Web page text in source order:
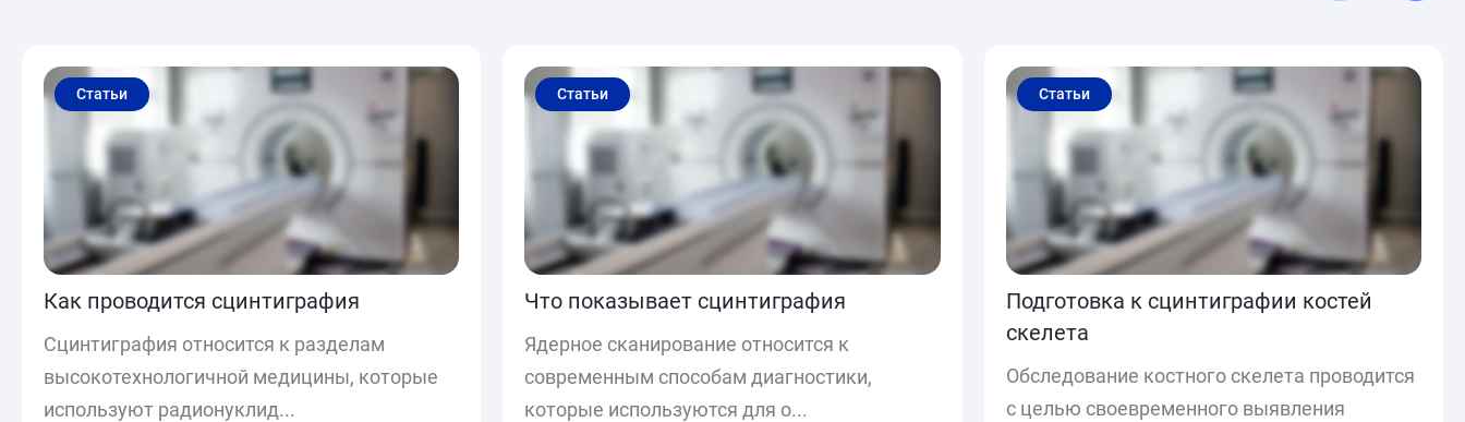
Статьи
Как проводится сцинтиграфия
Сцинтиграфия относится к разделам
высокотехнологичной медицины, которые
используют радионуклид...
Статьи
Что показывает сцинтиграфия
Ядерное сканирование относится к
современным способам диагностики,
которые используются для о...
Статьи
Подготовка к сцинтиграфии костей
скелета
Обследование костного скелета проводится
с целью своевременного выявления